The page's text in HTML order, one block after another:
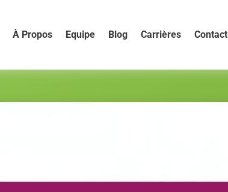
À Propos Equipe Blog Carrières Contact